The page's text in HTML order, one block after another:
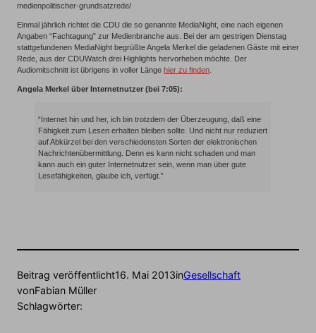
medienpolitischer-grundsatzrede/
Einmal jährlich richtet die CDU die so genannte MediaNight, eine nach eigenen
Angaben “Fachtagung” zur Medienbranche aus. Bei der am gestrigen Dienstag
stattgefundenen MediaNight begrüßte Angela Merkel die geladenen Gäste mit einer
Rede, aus der CDUWatch drei Highlights hervorheben möchte. Der
Audiomitschnitt ist übrigens in voller Länge hier zu finden
Angela Merkel über Internetnutzer (bei 7:05):
“Internet hin und her, ich bin trotzdem der Überzeugung, daß eine
Fähigkeit zum Lesen erhalten bleiben sollte. Und nicht nur reduziert
auf Abkürzel bei den verschiedensten Sorten der elektronischen
Nachrichtenübermittlung. Denn es kann nicht schaden und man
kann auch ein guter Internetnutzer sein, wenn man über gute
Lesefähigkeiten, glaube ich, verfügt.”
Beitrag veröffentlicht16. Mai 2013inGesellschaft
vonFabian Müller
Schlagwörter: